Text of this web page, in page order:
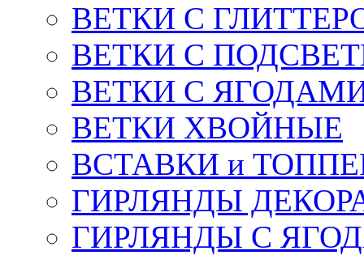
ВЕТКИ С
ВЕТКИ С
ВЕТКИ С
ВЕТКИ ХВОЙНЫЕ
ВСТАВКИ и
ГИРЛЯНДЫ
ГИРЛЯНДЫ С